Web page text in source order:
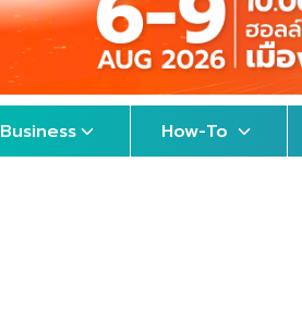
Business How-To